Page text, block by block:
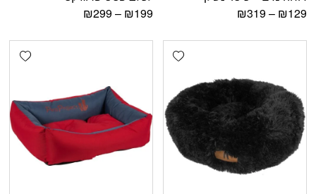
₪129
–
₪319
₪199
–
₪299
Add wishlist